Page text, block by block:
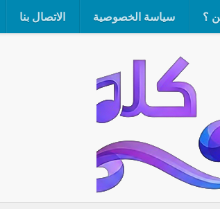
؟ سياسة الخصوصية الاتصال بنا